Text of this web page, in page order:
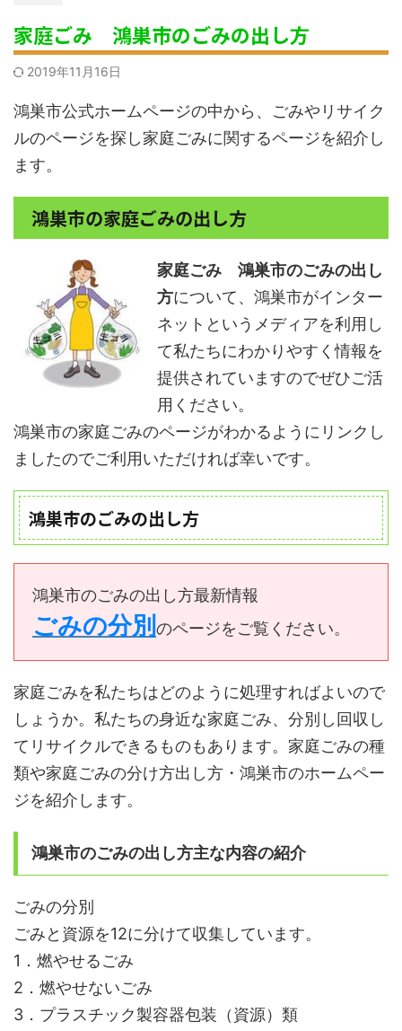
家庭ごみ 鴻巣市のごみの出し方
2019年11月16日
鴻巣市公式ホームページの中から、ごみやリサイク
ルのページを探し家庭ごみに関するページを紹介し
ます。
鴻巣市の家庭ごみの出し方
家庭ごみ 鴻巣市のごみの出し
方について、鴻巣市がインター
ネットというメディアを利用し
て私たちにわかりやすく情報を
提供されていますのでぜひご活
用ください。
鴻巣市の家庭ごみのページがわかるようにリンクし
ましたのでご利用いただければ幸いです。
鴻巣市のごみの出し方
鴻巣市のごみの出し方最新情報
ごみの分別のページをご覧ください。
家庭ごみを私たちはどのように処理すればよいので
しょうか。私たちの身近な家庭ごみ、分別し回収し
てリサイクルできるものもあります。家庭ごみの種
類や家庭ごみの分け方出し方・鴻巣市のホームペー
ジを紹介します。
鴻巣市のごみの出し方主な内容の紹介
ごみの分別
ごみと資源を12に分けて収集しています。
1．燃やせるごみ
2．燃やせないごみ
3．プラスチック製容器包装（資源）類